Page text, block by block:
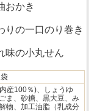
おかき
りの一口のり巻き
味の小丸せん
産100％)、しょうゆ
ま、砂糖、黒大豆、み
物、加工油脂（乳成分